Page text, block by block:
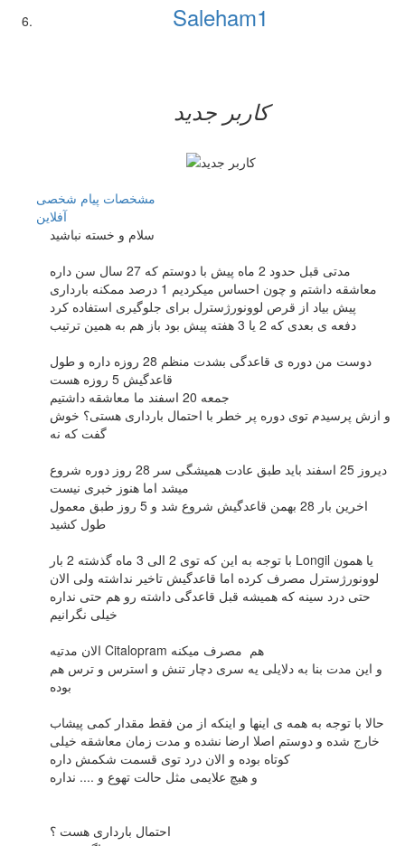
Saleham1
کاربر جدید
مشخصات پیام شخصی
آفلاين
سلام و خسته نباشید
مدتی قبل حدود 2 ماه پیش با دوستم که 27 سال سن داره
معاشقه داشتم و چون احساس میکردیم 1 درصد ممکنه بارداری
پیش بیاد از قرص لوونورژسترل برای جلوگیری استفاده کرد
دفعه ی بعدی که 2 یا 3 هفته پیش بود باز هم به همین ترتیب
دوست من دوره ی قاعدگی بشدت منظم 28 روزه داره و طول
قاعدگیش 5 روزه هست
جمعه 20 اسفند ما معاشقه داشتیم
و ازش پرسیدم توی دوره پر خطر با احتمال بارداری هستی؟ خوش
گفت که نه
دیروز 25 اسفند باید طبق عادت همیشگی سر 28 روز دوره شروع
میشد اما هنوز خبری نیست
اخرین بار 28 بهمن قاعدگیش شروع شد و 5 روز طبق معمول
طول کشید
با توجه به این که توی 2 الی 3 ماه گذشته 2 بار Longil یا همون
لوونورژسترل مصرف کرده اما قاعدگیش تاخیر نداشته ولی الان
حتی درد سینه که همیشه قبل قاعدگی داشته رو هم حتی نداره
خیلی نگرانیم
الان مدتیه Citalopram هم مصرف میکنه
و این مدت بنا به دلایلی یه سری دچار تنش و استرس و ترس هم
بوده
حالا با توجه به همه ی اینها و اینکه از من فقط مقدار کمی پیشاب
خارج شده و دوستم اصلا ارضا نشده و مدت زمان معاشقه خیلی
کوتاه بوده و الان درد توی قسمت شکمش داره
و هیچ علایمی مثل حالت تهوع و .... نداره
احتمال بارداری هست ؟